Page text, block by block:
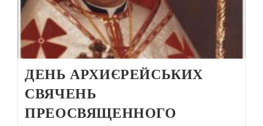
ДЕНЬ АРХИЄРЕЙСЬКИХ
СВЯЧЕНЬ
ПРЕОСВЯЩЕННОГО